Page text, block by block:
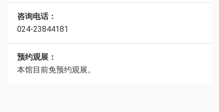
咨询电话：
024-23844181
预约观展：
本馆目前免预约观展。